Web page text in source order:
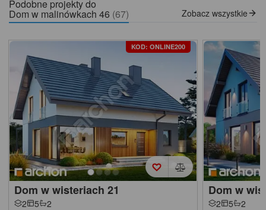
Podobne projekty do
Dom w malinówkach 46 (67) Zobacz wszystkie
KOD: ONLINE200
Dom w wisteriach 21
2 5
2
Dom w
2 5
2